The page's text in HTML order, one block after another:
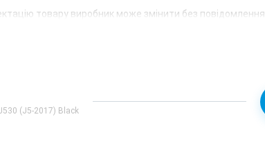
товару виробник може змінити без повідомлення.
(J5-2017) Black